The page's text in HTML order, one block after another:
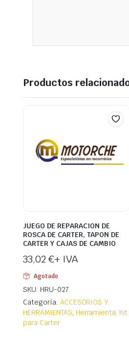
Productos
JUEGO DE REPARACION DE
ROSCA DE CARTER, TAPON DE
CARTER Y CAJAS DE CAMBIO
33,02€+ IVA
Agotado
SKU: HRU-027
Categoría: ACCESORIOS Y
HERRAMIENTAS, Herramienta, Kit
para Carter